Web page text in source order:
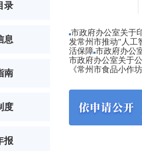
录
息
南
度
报
市政府办公室关于
发常州市推动"人工
活保障 市政府办公
市政府办公室关于
《常州市食品小作